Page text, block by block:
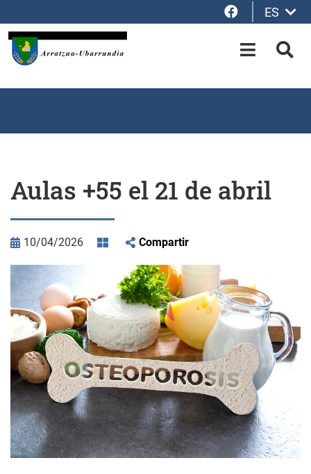
Facebook
ES
OPEN-
Aulas +55 el 21 de abril
10/04/2026 Compartir